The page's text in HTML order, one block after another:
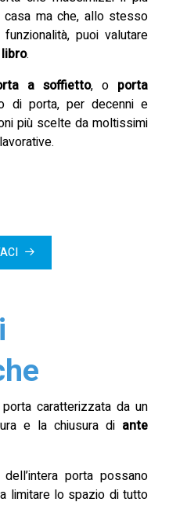
ma che, allo stesso
puoi valutare
.
a soffietto, o porta
di porta, per decenni e
più scelte da moltissimi
caratterizzata da un
e la chiusura di ante
porta possano
limitare lo spazio di tutto